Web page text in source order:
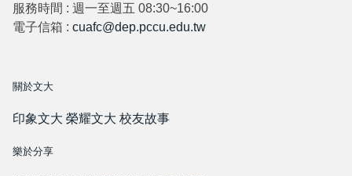
服務時間 : 週一至週五 08:30~16:00
電子信箱 : cuafc@dep.pccu.edu.tw
關於文大
印象文大 榮耀文大 校友故事
樂於分享